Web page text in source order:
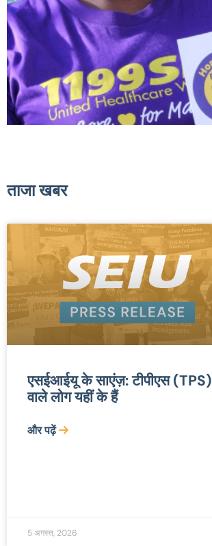
ताजा खबर
एसईआईयू के साएंज़: टीपीएस (TPS)
वाले लोग यहीं के हैं
और पढ़ें
5 अगस्त, 2026